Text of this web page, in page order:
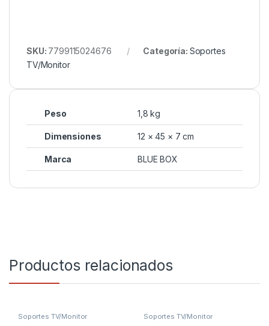
SKU: 7799115024676 Categoría: Soportes
TV/Monitor
Peso 1,8 kg
Dimensiones 12 × 45 × 7 cm
Marca BLUE BOX
Productos relacionados
Soportes TV/Monitor Soportes TV/Monitor